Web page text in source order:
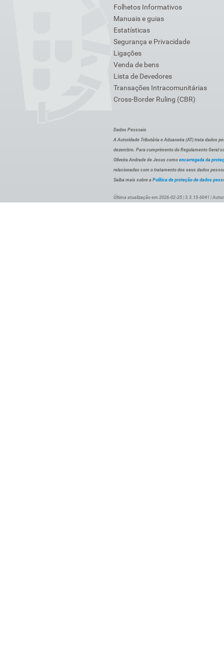
Folhetos Informativos
Manuais e guias
Estatísticas
Segurança e Privacidade
Ligações
Venda de bens
Lista de Devedores
Transações Intracomunitárias
Cross-Border Ruling (CBR)
Dados Pessoais
A Autoridade Tributária e Aduaneira (AT) trata dados
dezembro. Para cumprimento do Regulamento Geral
Oliveira Andrade de Jesus como encarregada da
relacionadas com o tratamento dos seus dados
Saiba mais sobre a Política de proteção de dados
Última atualização em 2026-02-25 | 3.3.15-6041 |